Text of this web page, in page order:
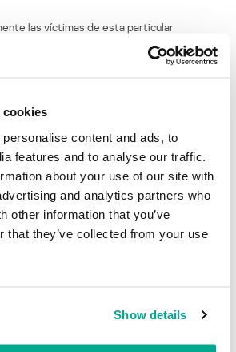
cookies
content and ads, to
features and to analyse our traffic.
about your use of our site with
and analytics partners who
other information that you’ve
that they’ve collected from your use
Show details
las víctimas de esta particular
el DB de las direcciones de correo
spam y analizando sólo los dominios de